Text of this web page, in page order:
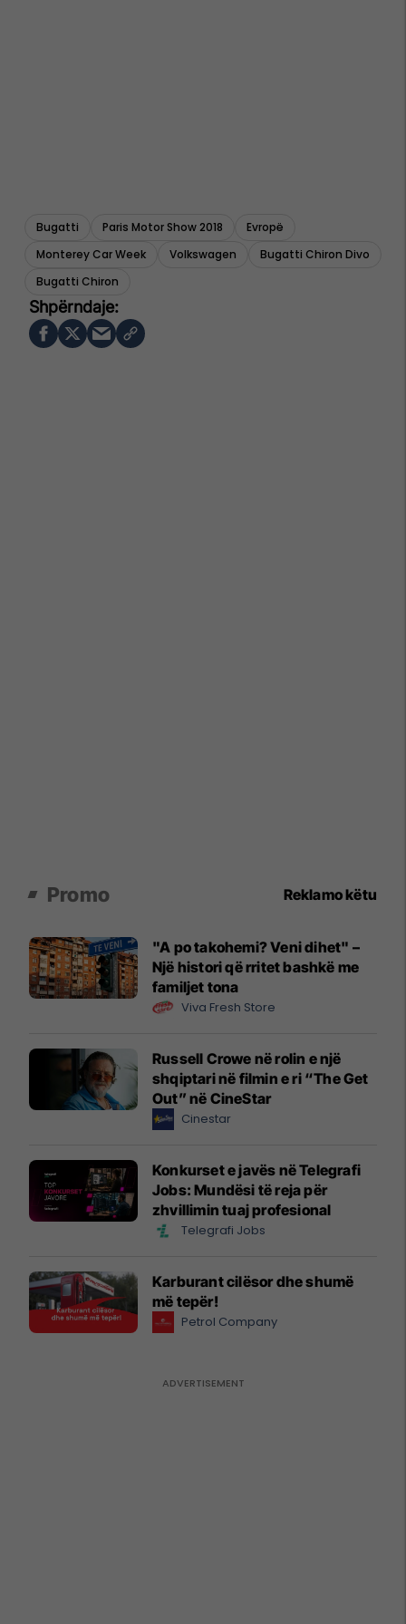
Bugatti Paris Motor Show 2018
Evropë
Monterey Car Week
Volkswagen
Bugatti Chiron Divo
Bugatti Chiron
Promo Reklamo këtu
"A po takohemi? Veni dihet" –
Një histori që rritet bashkë me
familjet tona
Viva Fresh Store
Russell Crowe në rolin e një
shqiptari në filmin e ri “The Get
Out” në CineStar
Cinestar
Konkurset e javës në Telegrafi
Jobs: Mundësi të reja për
zhvillimin tuaj profesional
Telegrafi Jobs
Karburant cilësor dhe shumë
më tepër!
Petrol Company